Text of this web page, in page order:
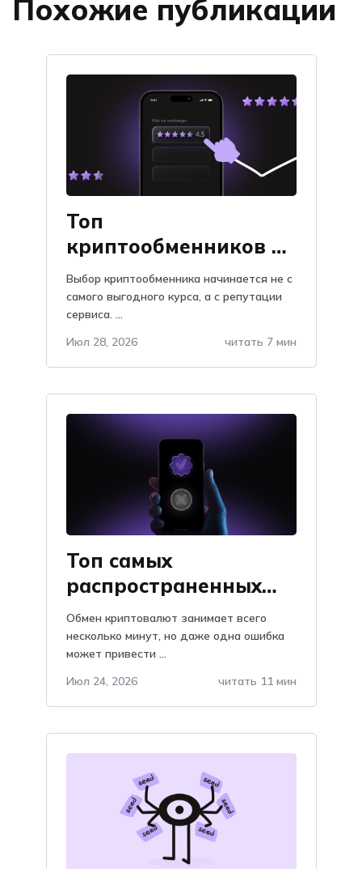
Похожие публикации
Топ
криптообменников по
отзывам на Obmify
Выбор криптообменника начинается не с
самого выгодного курса, а с репутации
сервиса. ...
Июл 28, 2026
читать 7 мин
Топ самых
распространенных
проблем при обмене
криптовалют: как их
избежать
Обмен криптовалют занимает всего
несколько минут, но даже одна ошибка
может привести ...
Июл 24, 2026
читать 11 мин